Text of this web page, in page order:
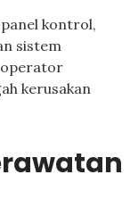
kontrol,
sistem
kerusakan